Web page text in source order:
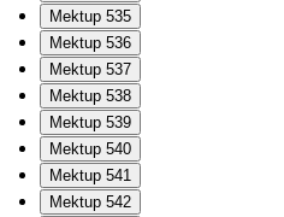
Mektup 535
Mektup 536
Mektup 537
Mektup 538
Mektup 539
Mektup 540
Mektup 541
Mektup 542